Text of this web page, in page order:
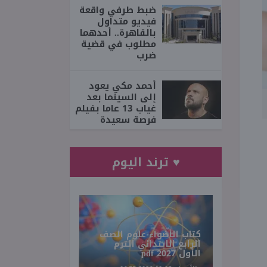
ضبط طرفي واقعة
فيديو متداول
بالقاهرة.. أحدهما
مطلوب في قضية
ضرب
أحمد مكي يعود
إلى السينما بعد
غياب 13 عاما بفيلم
فرصة سعيدة
♥ ترند اليوم
كتاب الأضواء علوم الصف
الرابع الابتدائي الترم
الأول 2027 pdf